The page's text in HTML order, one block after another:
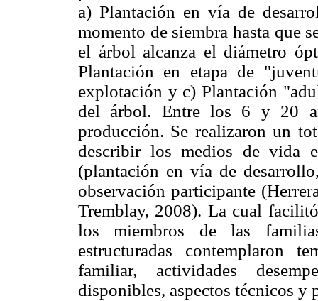
a) Plantación en vía de
momento de siembra hasta que
el árbol alcanza el diámetro
Plantación en etapa de
explotación y c) Plantación
del árbol. Entre los 6 y 20
producción. Se realizaron un
describir los medios de vida
(plantación en vía de
observación participante
Tremblay, 2008). La cual
los miembros de las
estructuradas contemplaron
familiar, actividades
disponibles, aspectos técnicos y